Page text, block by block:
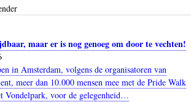
maar er is nog genoeg om door te vechten!
in Amsterdam, volgens de organisatoren van
meer dan 10.000 mensen mee met de Pride Walk
Vondelpark, voor de gelegenheid…